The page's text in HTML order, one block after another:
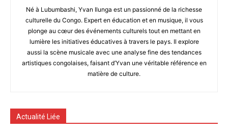
Né à Lubumbashi, Yvan Ilunga est un passionné de la richesse
culturelle du Congo. Expert en éducation et en musique, il vous
plonge au cœur des événements culturels tout en mettant en
lumière les initiatives éducatives à travers le pays. Il explore
aussi la scène musicale avec une analyse fine des tendances
artistiques congolaises, faisant d’Yvan une véritable référence en
matière de culture.
Actualité Liée